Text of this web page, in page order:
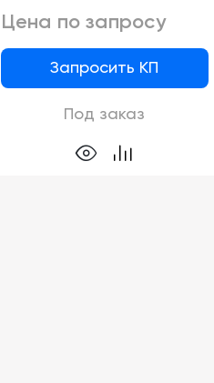
Цена по запросу
Запросить КП
Под заказ